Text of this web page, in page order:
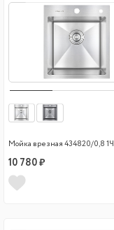
Мойка врезная 434820/0,8 1Ч
10 780 ₽